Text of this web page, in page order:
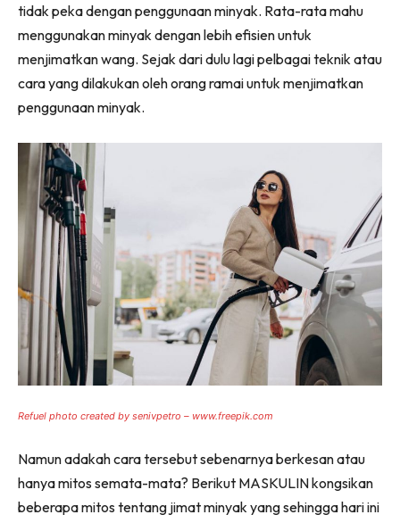
tidak peka dengan penggunaan minyak. Rata-rata mahu
menggunakan minyak dengan lebih efisien untuk
menjimatkan wang. Sejak dari dulu lagi pelbagai teknik atau
cara yang dilakukan oleh orang ramai untuk menjimatkan
penggunaan minyak.
Refuel photo created by senivpetro – www.freepik.com
Namun adakah cara tersebut sebenarnya berkesan atau
hanya mitos semata-mata? Berikut MASKULIN kongsikan
beberapa mitos tentang jimat minyak yang sehingga hari ini